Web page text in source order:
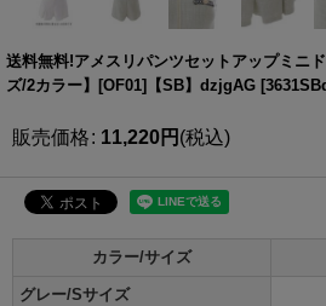
送料無料!アメスリパンツセットアップミニ
ズ/2カラー】[OF01]【SB】dzjgAG [
販売価格: 11,220円 (税込)
カラー/サイズ
グレー/Sサイズ